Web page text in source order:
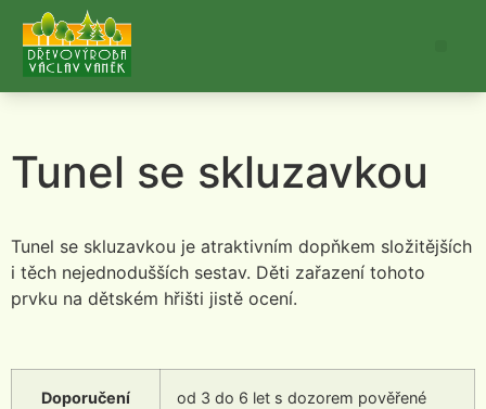
Tunel se skluzavkou
Tunel se skluzavkou je atraktivním dopňkem složitějších
i těch nejednodušších sestav. Děti zařazení tohoto
prvku na dětském hřišti jistě ocení.
Doporučení
od 3 do 6 let s dozorem pověřené